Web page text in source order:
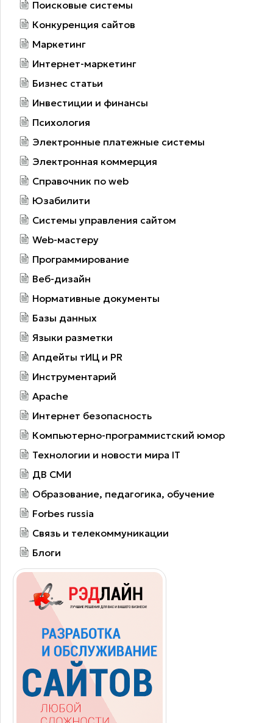
Поисковые системы
Конкуренция сайтов
Маркетинг
Интернет-маркетинг
Бизнес статьи
Инвестиции и финансы
Психология
Электронные платежные системы
Электронная коммерция
Справочник по web
Юзабилити
Системы управления сайтом
Web-мастеру
Программирование
Веб-дизайн
Нормативные документы
Базы данных
Языки разметки
Апдейты тИЦ и PR
Инструментарий
Apache
Интернет безопасность
Компьютерно-программистский юмор
Технологии и новости мира IT
ДВ СМИ
Образование, педагогика, обучение
Forbes russia
Связь и телекоммуникации
Блоги